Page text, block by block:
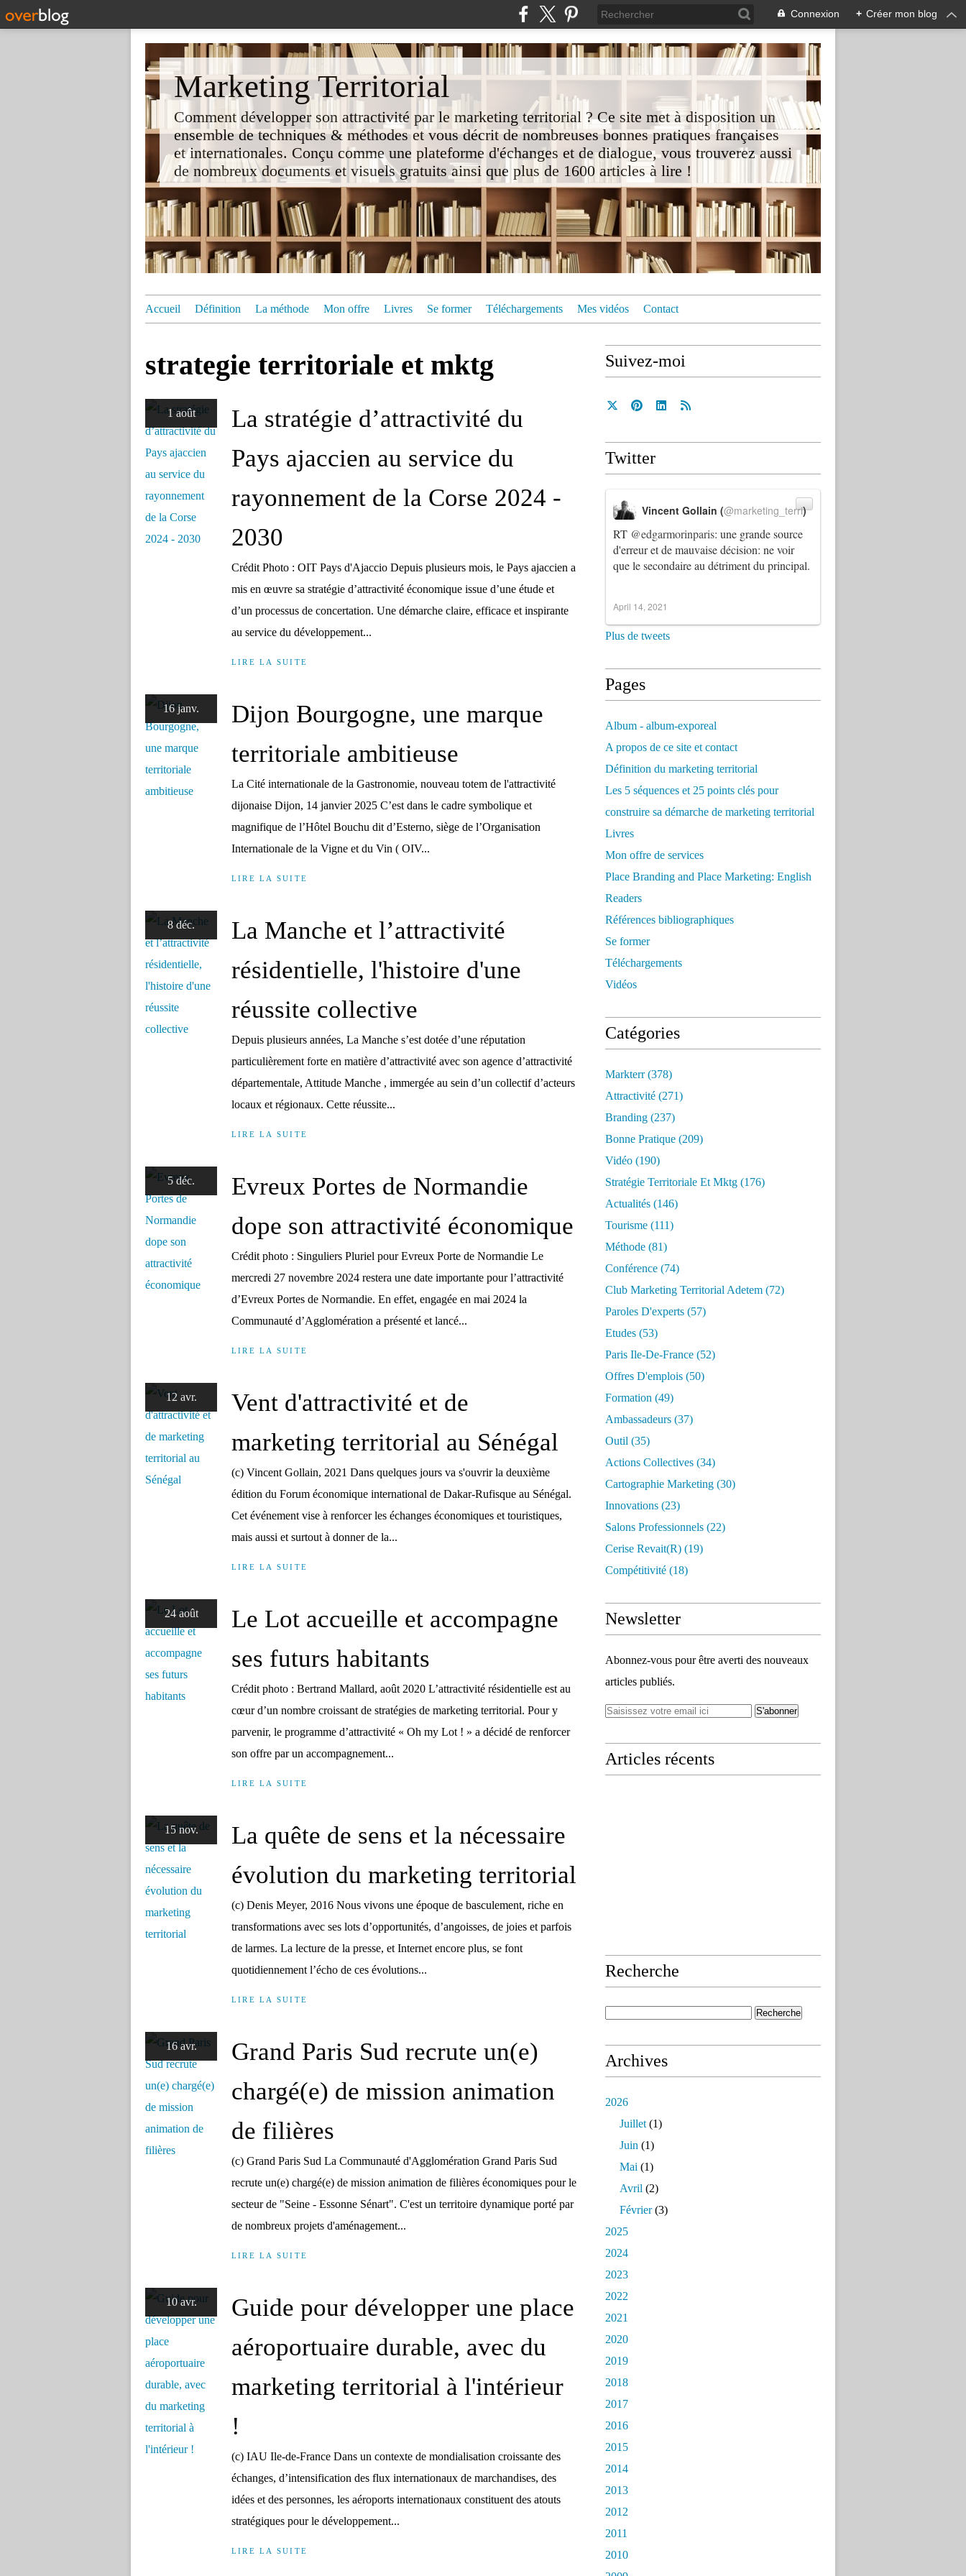
Connexion + Créer mon blog
Marketing Territorial
Comment développer son attractivité par le marketing territorial ? Ce site met à disposition un
ensemble de techniques & méthodes et vous décrit de nombreuses bonnes pratiques françaises
et internationales. Conçu comme une plateforme d'échanges et de dialogue, vous trouverez aussi
de nombreux documents et visuels gratuits ainsi que plus de 1600 articles à lire !
Accueil Définition La méthode Mon offre Livres Se former Téléchargements Mes vidéos Contact
strategie territoriale et mktg
1 août
La stratégie d’attractivité du
Pays ajaccien au service du
rayonnement de la Corse 2024 -
2030
Crédit Photo : OIT Pays d'Ajaccio Depuis plusieurs mois, le Pays ajaccien a
mis en œuvre sa stratégie d’attractivité économique issue d’une étude et
d’un processus de concertation. Une démarche claire, efficace et inspirante
au service du développement...
LIRE LA SUITE
16 janv.
Dijon Bourgogne, une marque
territoriale ambitieuse
La Cité internationale de la Gastronomie, nouveau totem de l'attractivité
dijonaise Dijon, 14 janvier 2025 C’est dans le cadre symbolique et
magnifique de l’Hôtel Bouchu dit d’Esterno, siège de l’Organisation
Internationale de la Vigne et du Vin ( OIV...
LIRE LA SUITE
8 déc.
La Manche et l’attractivité
résidentielle, l'histoire d'une
réussite collective
Depuis plusieurs années, La Manche s’est dotée d’une réputation
particulièrement forte en matière d’attractivité avec son agence d’attractivité
départementale, Attitude Manche , immergée au sein d’un collectif d’acteurs
locaux et régionaux. Cette réussite...
LIRE LA SUITE
5 déc.
Evreux Portes de Normandie
dope son attractivité économique
Crédit photo : Singuliers Pluriel pour Evreux Porte de Normandie Le
mercredi 27 novembre 2024 restera une date importante pour l’attractivité
d’Evreux Portes de Normandie. En effet, engagée en mai 2024 la
Communauté d’Agglomération a présenté et lancé...
LIRE LA SUITE
12 avr.
Vent d'attractivité et de
marketing territorial au Sénégal
(c) Vincent Gollain, 2021 Dans quelques jours va s'ouvrir la deuxième
édition du Forum économique international de Dakar-Rufisque au Sénégal.
Cet événement vise à renforcer les échanges économiques et touristiques,
mais aussi et surtout à donner de la...
LIRE LA SUITE
24 août
Le Lot accueille et accompagne
ses futurs habitants
Crédit photo : Bertrand Mallard, août 2020 L’attractivité résidentielle est au
cœur d’un nombre croissant de stratégies de marketing territorial. Pour y
parvenir, le programme d’attractivité « Oh my Lot ! » a décidé de renforcer
son offre par un accompagnement...
LIRE LA SUITE
15 nov.
La quête de sens et la nécessaire
évolution du marketing territorial
(c) Denis Meyer, 2016 Nous vivons une époque de basculement, riche en
transformations avec ses lots d’opportunités, d’angoisses, de joies et parfois
de larmes. La lecture de la presse, et Internet encore plus, se font
quotidiennement l’écho de ces évolutions...
LIRE LA SUITE
16 avr.
Grand Paris Sud recrute un(e)
chargé(e) de mission animation
de filières
(c) Grand Paris Sud La Communauté d'Agglomération Grand Paris Sud
recrute un(e) chargé(e) de mission animation de filières économiques pour le
secteur de "Seine - Essonne Sénart". C'est un territoire dynamique porté par
de nombreux projets d'aménagement...
LIRE LA SUITE
10 avr.
Guide pour développer une place
aéroportuaire durable, avec du
marketing territorial à l'intérieur
!
(c) IAU Ile-de-France Dans un contexte de mondialisation croissante des
échanges, d’intensification des flux internationaux de marchandises, des
idées et des personnes, les aéroports internationaux constituent des atouts
stratégiques pour le développement...
LIRE LA SUITE
Suivez-moi
Twitter
RT @edgarmorinparis: une grande source
d'erreur et de mauvaise décision: ne voir
que le secondaire au détriment du principal.
Vincent Gollain (@marketing_terri)
April 14, 2021
Plus de tweets
Pages
Album - album-exporeal
A propos de ce site et contact
Définition du marketing territorial
Les 5 séquences et 25 points clés pour
construire sa démarche de marketing territorial
Livres
Mon offre de services
Place Branding and Place Marketing: English
Readers
Références bibliographiques
Se former
Téléchargements
Vidéos
Catégories
Markterr(378)
Attractivité (271)
Branding (237)
Bonne Pratique (209)
Vidéo (190)
Stratégie Territoriale Et Mktg (176)
Actualités (146)
Tourisme (111)
Méthode (81)
Conférence (74)
Club Marketing Territorial Adetem (72)
Paroles D'experts (57)
Etudes (53)
Paris Ile-De-France (52)
Offres D'emplois (50)
Formation (49)
Ambassadeurs (37)
Outil (35)
Actions Collectives (34)
Cartographie Marketing (30)
Innovations (23)
Salons Professionnels (22)
Cerise Revait(r) (19)
Compétitivité (18)
Newsletter
Abonnez-vous pour être averti des nouveaux
articles publiés.
Articles récents
Recherche
Archives
2026
Juillet (1)
Juin (1)
Mai (1)
Avril (2)
Février(3)
2025
2024
2023
2022
2021
2020
2019
2018
2017
2016
2015
2014
2013
2012
2011
2010